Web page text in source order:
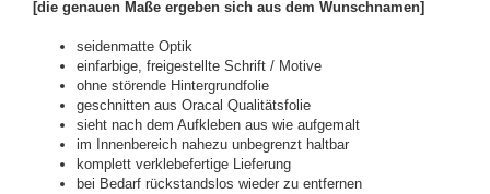
[die genauen Maße ergeben sich aus dem Wunschnamen]
seidenmatte Optik
einfarbige, freigestellte Schrift / Motive
ohne störende Hintergrundfolie
geschnitten aus Oracal Qualitätsfolie
sieht nach dem Aufkleben aus wie aufgemalt
im Innenbereich nahezu unbegrenzt haltbar
komplett verklebefertige Lieferung
bei Bedarf rückstandslos wieder zu entfernen